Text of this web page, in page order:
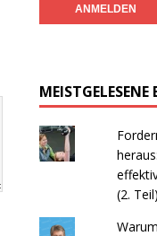
MEISTGELESENE
(2. Teil)